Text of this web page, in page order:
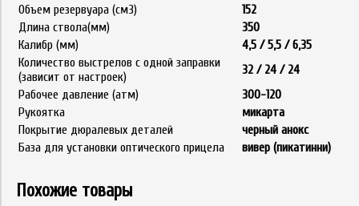
Объем резервуара (см3)
152
Длина ствола(мм)
350
Калибр (мм)
4,5 / 5,5 / 6,35
Количество выстрелов с одной заправки
(зависит от настроек)
32 / 24 / 24
Рабочее давление (атм)
300-120
Рукоятка
микарта
Покрытие дюралевых деталей
черный анокс
База для установки оптического прицела
вивер (пикатинни)
Похожие товары